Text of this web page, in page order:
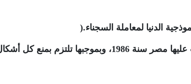
الدنيا لمعاملة السجناء).
وتُشكل أيضا انتهاكا لاتفاقية مناهضة التعذيب التي صادقت عليها مصر سنة 1986، وبموجبها تلتزم بمنع كل